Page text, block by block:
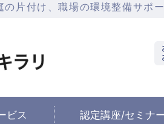
片付け、職場の環境整備サポ
ビス 認定講座/セミナ